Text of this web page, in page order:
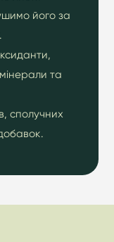
його за
та
сполучних